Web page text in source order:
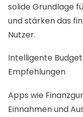
solide Grundlage
und stärken das
Nutzer.
Intelligente
Empfehlungen
Apps wie
Einnahmen und